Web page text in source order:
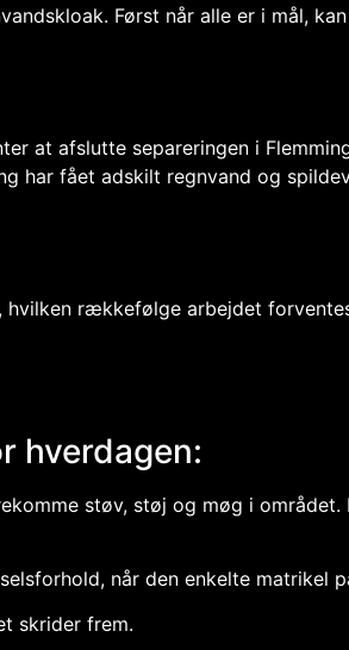
Først når alle er i mål,
at afslutte separeringen i
har fået adskilt regnvand og
rækkefølge arbejdet
hverdagen:
støv, støj og møg i
når den enkelte matrikel
skrider frem.